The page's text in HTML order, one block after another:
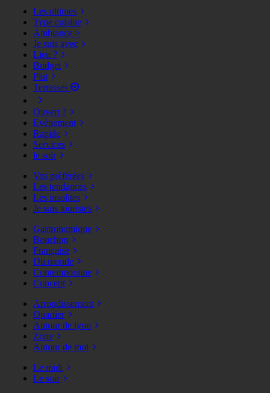
Les ultimes
Type cuisine
Ambiance >
Je suis avec
Lieu ?
Budget
Plat
Terrasses
Ouvert ?
Evènement
Rapide
Services
le soir
Vos préférées
Les tendances
Les insolites
Je suis touristes
Gastronomique
Bouchon
Française
Du monde
Contemporaine
Concept
Arrondissement
Quartier
Autour de lyon
Zone
Autour de moi
Le midi
Le soir